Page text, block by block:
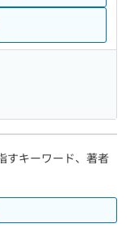
すキーワード、著者